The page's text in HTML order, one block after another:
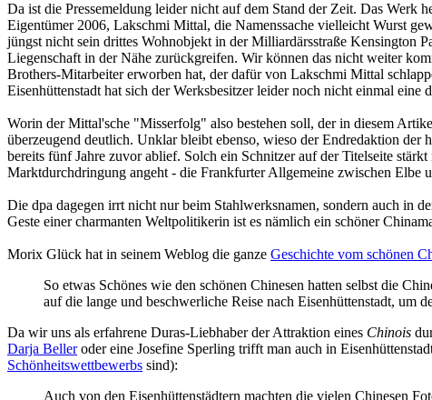
Da ist die Pressemeldung leider nicht auf dem Stand der Zeit. Das Werk
Eigentümer 2006, Lakschmi Mittal, die Namenssache vielleicht Wurst
jüngst nicht sein drittes Wohnobjekt in der Milliardärsstraße Kensington
Liegenschaft in der Nähe zurückgreifen. Wir können das nicht weiter
Brothers-Mitarbeiter erworben hat, der dafür von Lakschmi Mittal
Eisenhüttenstadt hat sich der Werksbesitzer leider noch nicht einmal
Worin der Mittal'sche "Misserfolg" also bestehen soll, der in diesem
überzeugend deutlich. Unklar bleibt ebenso, wieso der Endredaktion
bereits fünf Jahre zuvor ablief. Solch ein Schnitzer auf der Titelseite
Marktdurchdringung angeht - die Frankfurter Allgemeine zwischen Elbe
Die dpa dagegen irrt nicht nur beim Stahlwerksnamen, sondern auch in
Geste einer charmanten Weltpolitikerin ist es nämlich ein schöner
Morix Glück hat in seinem Weblog die ganze Geschichte vom schönen
So etwas Schönes wie den schönen Chinesen hatten selbst die
auf die lange und beschwerliche Reise nach Eisenhüttenstadt, um
Da wir uns als erfahrene Duras-Liebhaber der Attraktion eines Chinois
Darja Belleroder eine Josefine Sperling trifft man auch in
Schönheitswettbewerbs sind):
Auch von den Eisenhüttenstädtern machten die vielen Chinesen